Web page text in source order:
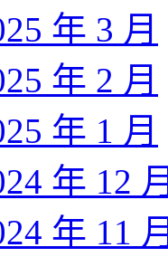
年 3 月
年 2 月
年 1 月
年 12 月
年 11 月